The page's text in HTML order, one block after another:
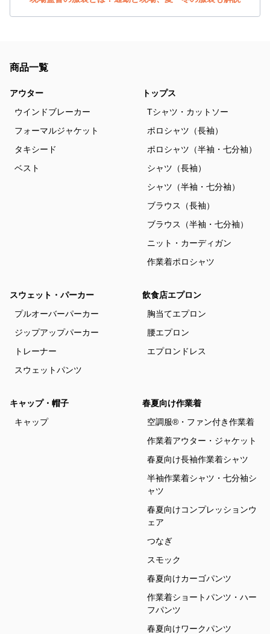
商品一覧
アウター
ウインドブレーカー
フォーマルジャケット
タキシード
ベスト
トップス
Tシャツ・カットソー
ポロシャツ（長袖）
ポロシャツ（半袖・七分袖）
シャツ（長袖）
シャツ（半袖・七分袖）
ブラウス（長袖）
ブラウス（半袖・七分袖）
ニット・カーディガン
作業着ポロシャツ
スウェット・パーカー
プルオーバーパーカー
ジップアップパーカー
トレーナー
スウェットパンツ
飲食店エプロン
胸当てエプロン
腰エプロン
エプロンドレス
キャップ・帽子
キャップ
春夏向け作業着
空調服®・ファン付き作業着
作業着アウター・ジャケット
春夏向け長袖作業着シャツ
半袖作業着シャツ・七分袖シ
ャツ
春夏向けコンプレッションウ
ェア
つなぎ
スモック
春夏向けカーゴパンツ
作業着ショートパンツ・ハー
フパンツ
春夏向けワークパンツ